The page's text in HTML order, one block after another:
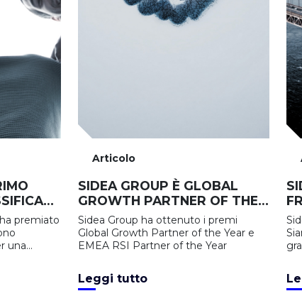
&
premiato
una
la
Articolo
SIDEA GROUP È GLOBAL
GROWTH PARTNER OF THE
YEAR E EMEA RSI PARTNER
OF THE YEAR
Sidea Group ha ottenuto i premi
Global Growth Partner of the Year e
EMEA RSI Partner of the Year
Leggi tutto